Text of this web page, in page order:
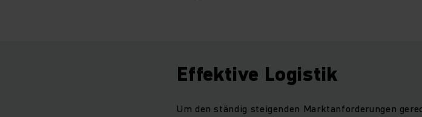
Effektive Logistik
Um den ständig steigenden Marktanforderungen